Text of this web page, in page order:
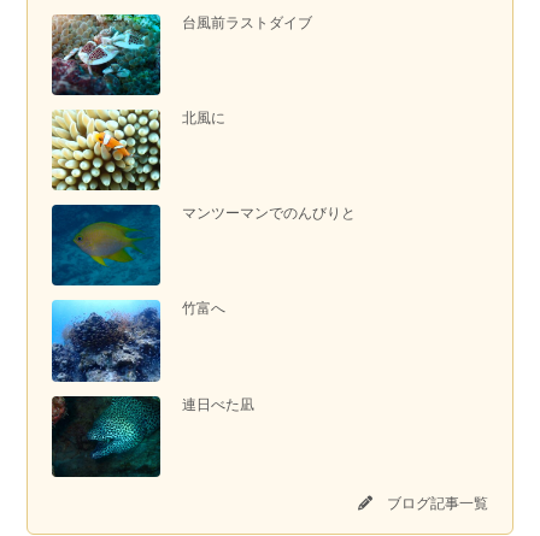
台風前ラストダイブ
北風に
マンツーマンでのんびりと
竹富へ
連日べた凪
ブログ記事一覧